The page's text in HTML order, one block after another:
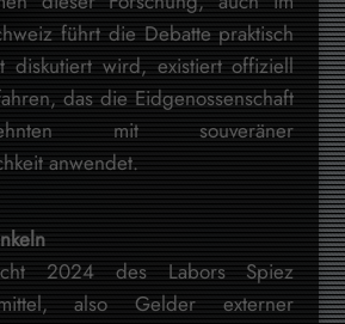
führt die Debatte praktisch
diskutiert wird, existiert offiziell
das die Eidgenossenschaft
mit souveräner
anwendet.
2024 des Labors Spiez
also Gelder externer